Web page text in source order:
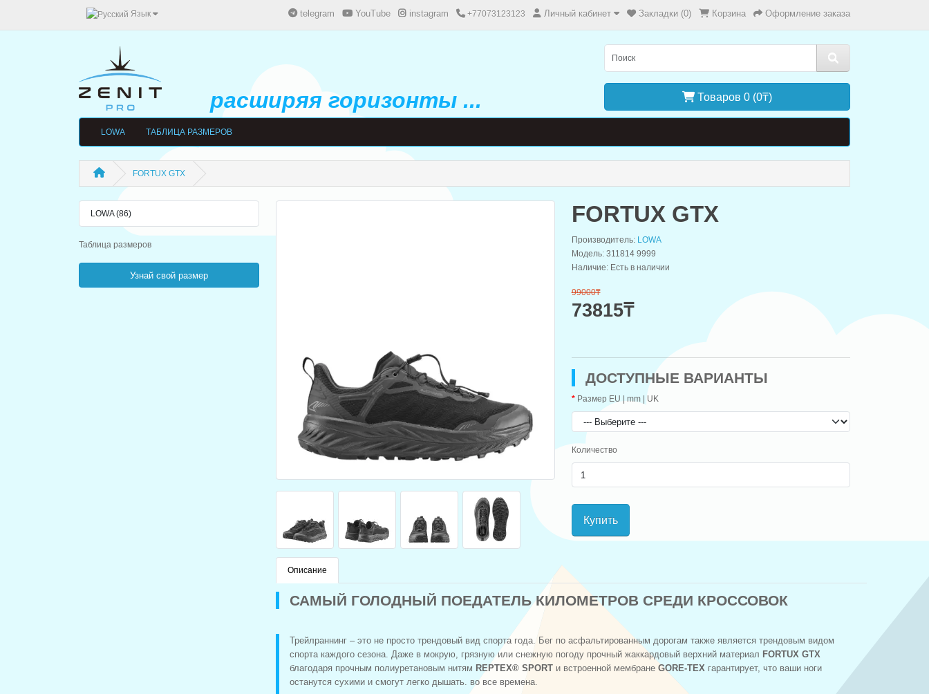
Язык telegram YouTube instagram +77073123123 Личный кабинет Закладки (0) Корзина Оформление заказа
расширяя горизонты ... Товаров 0 (0₸)
LOWA ТАБЛИЦА РАЗМЕРОВ
FORTUX GTX
LOWA (86)
Таблица размеров
Узнай свой размер
FORTUX GTX
Производитель: LOWA
Модель: 311814 9999
Наличие: Есть в наличии
99000₸
73815₸
ДОСТУПНЫЕ ВАРИАНТЫ
Размер EU | mm | UK
Количество
Купить
Описание
САМЫЙ ГОЛОДНЫЙ ПОЕДАТЕЛЬ КИЛОМЕТРОВ СРЕДИ КРОССОВОК
Трейлраннинг – это не просто трендовый вид спорта года. Бег по асфальтированным дорогам также является трендовым видом
спорта каждого сезона. Даже в мокрую, грязную или снежную погоду прочный жаккардовый верхний материал FORTUX GTX
благодаря прочным полиуретановым нитям REPTEX® SPORT и встроенной мембране GORE-TEX гарантирует, что ваши ноги
останутся сухими и смогут легко дышать. во все времена.